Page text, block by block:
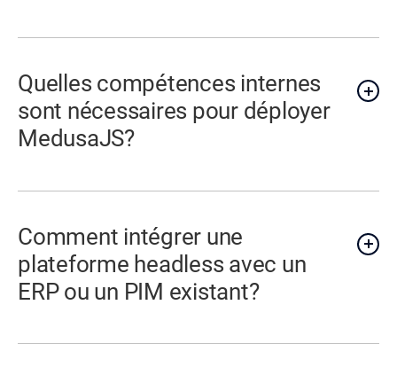
Quelles compétences internes
sont nécessaires pour déployer
MedusaJS?
Comment intégrer une
plateforme headless avec un
ERP ou un PIM existant?